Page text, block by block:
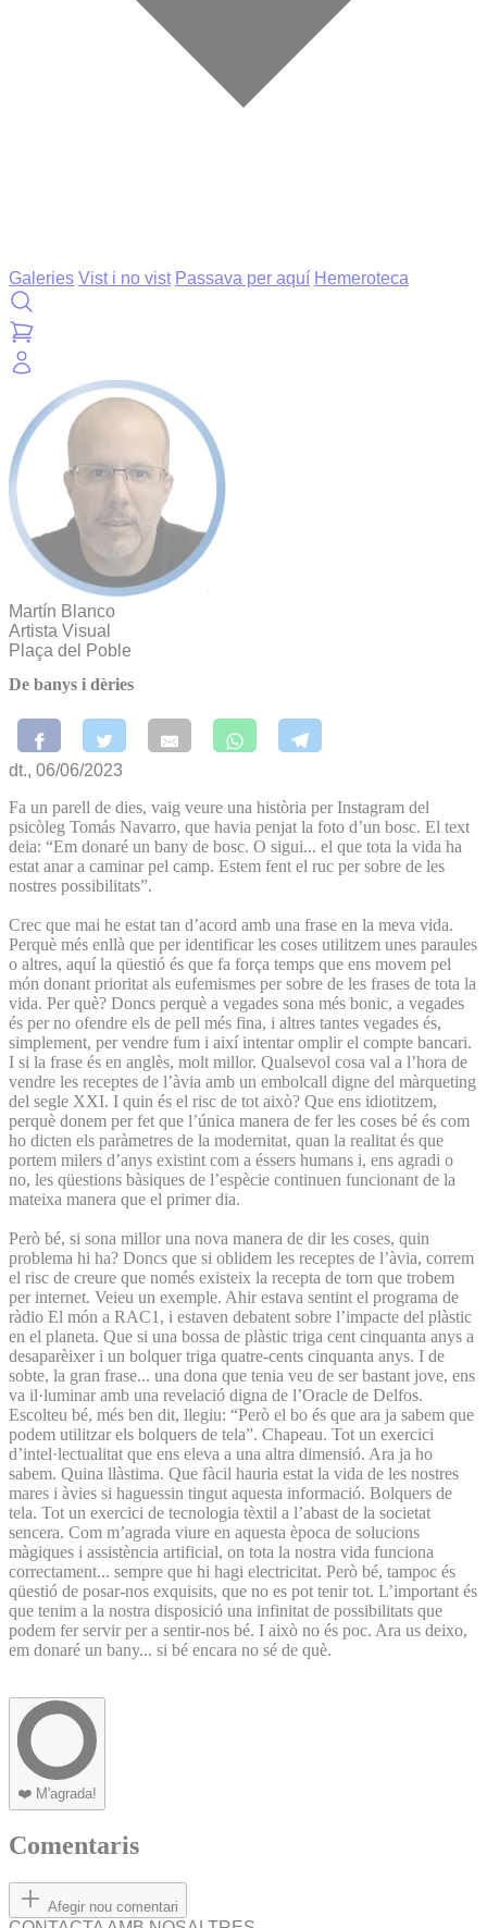
Galeries Vist i no vist Passava per aquí Hemeroteca
Martín Blanco
Artista Visual
Plaça del Poble
De banys i dèries
dt., 06/06/2023
Fa un parell de dies, vaig veure una història per Instagram del
psicòleg Tomás Navarro, que havia penjat la foto d’un bosc. El text
deia: “Em donaré un bany de bosc. O sigui... el que tota la vida ha
estat anar a caminar pel camp. Estem fent el ruc per sobre de les
nostres possibilitats”.
Crec que mai he estat tan d’acord amb una frase en la meva vida.
Perquè més enllà que per identificar les coses utilitzem unes paraules
o altres, aquí la qüestió és que fa força temps que ens movem pel
món donant prioritat als eufemismes per sobre de les frases de tota la
vida. Per què? Doncs perquè a vegades sona més bonic, a vegades
és per no ofendre els de pell més fina, i altres tantes vegades és,
simplement, per vendre fum i així intentar omplir el compte bancari.
I si la frase és en anglès, molt millor. Qualsevol cosa val a l’hora de
vendre les receptes de l’àvia amb un embolcall digne del màrqueting
del segle XXI. I quin és el risc de tot això? Que ens idiotitzem,
perquè donem per fet que l’única manera de fer les coses bé és com
ho dicten els paràmetres de la modernitat, quan la realitat és que
portem milers d’anys existint com a éssers humans i, ens agradi o
no, les qüestions bàsiques de l’espècie continuen funcionant de la
mateixa manera que el primer dia.
Però bé, si sona millor una nova manera de dir les coses, quin
problema hi ha? Doncs que si oblidem les receptes de l’àvia, correm
el risc de creure que només existeix la recepta de torn que trobem
per internet. Veieu un exemple. Ahir estava sentint el programa de
ràdio El món a RAC1, i estaven debatent sobre l’impacte del plàstic
en el planeta. Que si una bossa de plàstic triga cent cinquanta anys a
desaparèixer i un bolquer triga quatre-cents cinquanta anys. I de
sobte, la gran frase... una dona que tenia veu de ser bastant jove, ens
va il·luminar amb una revelació digna de l’Oracle de Delfos.
Escolteu bé, més ben dit, llegiu: “Però el bo és que ara ja sabem que
podem utilitzar els bolquers de tela”. Chapeau. Tot un exercici
d’intel·lectualitat que ens eleva a una altra dimensió. Ara ja ho
sabem. Quina llàstima. Que fàcil hauria estat la vida de les nostres
mares i àvies si haguessin tingut aquesta informació. Bolquers de
tela. Tot un exercici de tecnologia tèxtil a l’abast de la societat
sencera. Com m’agrada viure en aquesta època de solucions
màgiques i assistència artificial, on tota la nostra vida funciona
correctament... sempre que hi hagi electricitat. Però bé, tampoc és
qüestió de posar-nos exquisits, que no es pot tenir tot. L’important és
que tenim a la nostra disposició una infinitat de possibilitats que
podem fer servir per a sentir-nos bé. I això no és poc. Ara us deixo,
em donaré un bany... si bé encara no sé de què.
❤️ M'agrada!
Comentaris
Afegir nou comentari